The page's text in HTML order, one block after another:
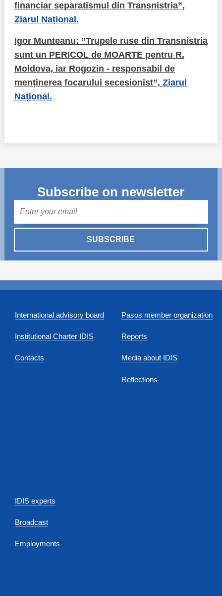
financiar separatismul din Transnistria”,
Ziarul Național .
Igor Munteanu: ”Trupele ruse din Transnistria
sunt un PERICOL de MOARTE pentru R.
Moldova, iar Rogozin - responsabil de
menținerea focarului secesionist”, Ziarul
Național.
Subscribe on newsletter
SUBSCRIBE
International advisory board
Institutional Charter IDIS
Contacts
Pasos member organization
Reports
Media about IDIS
Reflections
IDIS experts
Broadcast
Employments